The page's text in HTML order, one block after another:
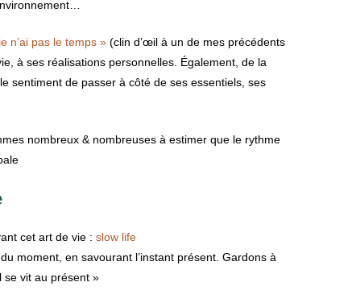
n’ai pas le temps » (clin d’œil à un de mes précédents
à ses réalisations personnelles. Également, de la
sentiment de passer à côté de ses essentiels, ses
nombreux & nombreuses à estimer que le rythme
cet art de vie : slow life
moment, en savourant l’instant présent. Gardons à
se vit au présent »